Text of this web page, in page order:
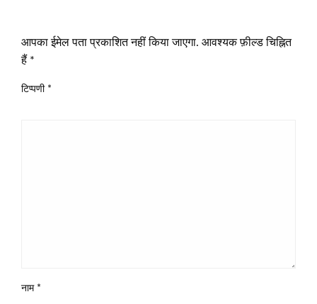
आपका ईमेल पता प्रकाशित नहीं किया जाएगा. आवश्यक फ़ील्ड चिह्नित
हैं *
टिप्पणी *
नाम *